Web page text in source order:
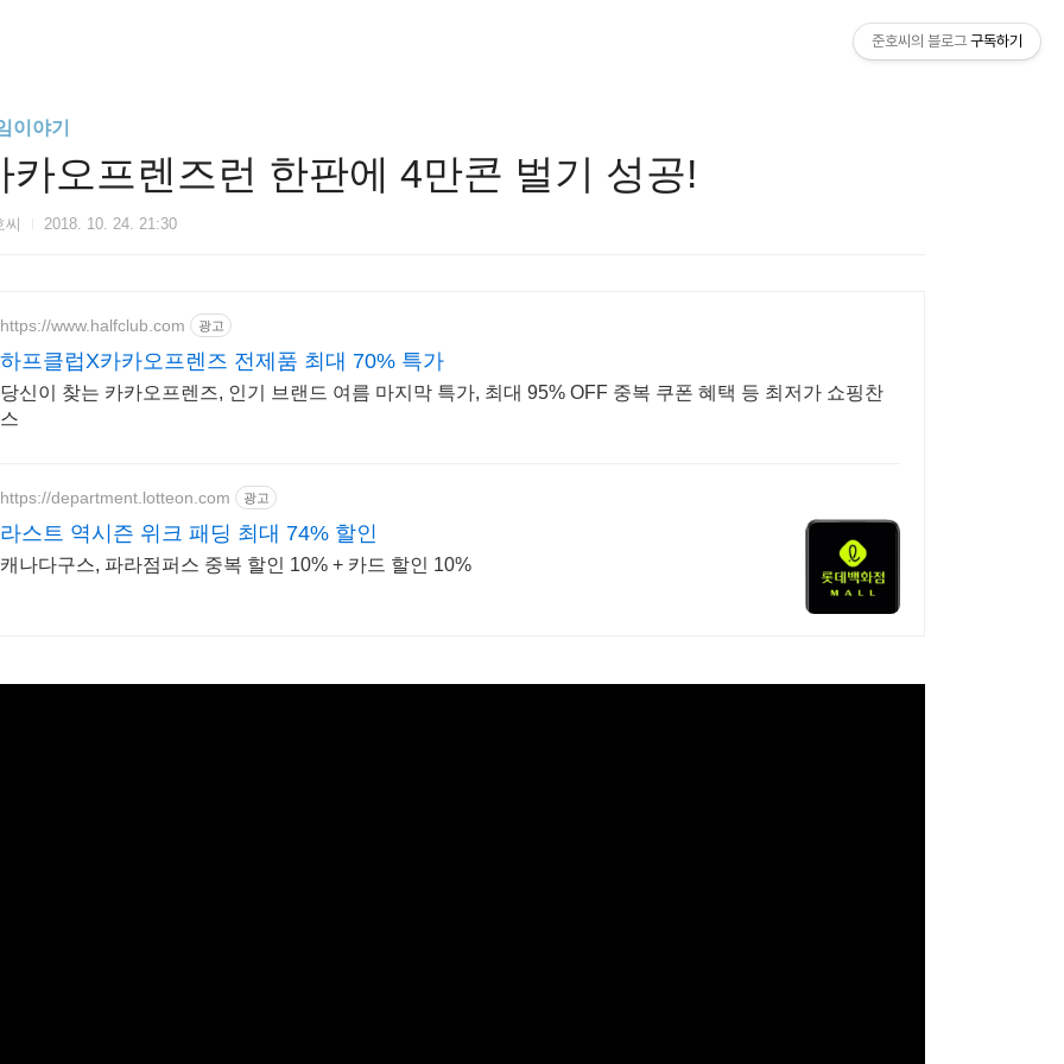
이야기
카오프렌즈런 한판에 4만콘 벌기 성공!
2018. 10. 24. 21:30
https://www.halfclub.com 광고
하프클럽X카카오프렌즈 전제품 최대 70% 특가
당신이 찾는 카카오프렌즈, 인기 브랜드 여름 마지막 특가, 최대 95% OFF 중복 쿠폰 혜택 등 최저가 쇼핑찬
스
https://department.lotteon.com 광고
라스트 역시즌 위크 패딩 최대 74% 할인
캐나다구스, 파라점퍼스 중복 할인 10% + 카드 할인 10%
준호씨의 블로그 구독하기